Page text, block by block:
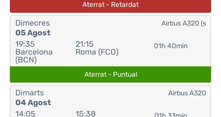
Aterrat - Retardat
Dimecres
05 Agost
19:35
Barcelona
(BCN)
21:15
Roma (FCO)
01h 40min
Airbus A320 (s
Aterrat - Puntual
Dimarts
04 Agost
14:05
15:38
Airbus A320